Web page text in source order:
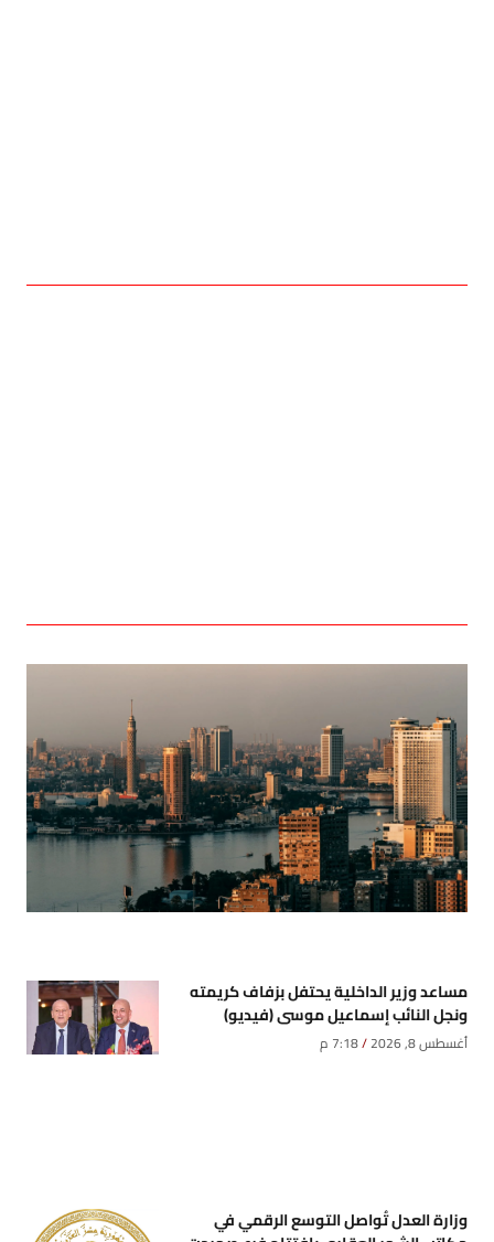
مساعد وزير الداخلية يحتفل بزفاف كريمته
ونجل النائب إسماعيل موسى (فيديو)
أغسطس 8, 2026
وزارة العدل تُواصل التوسع الرقمي في